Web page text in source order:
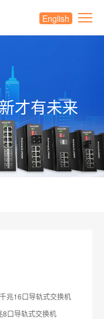
English
才有未来
千兆16口导轨式交换机
8口导轨式交换机